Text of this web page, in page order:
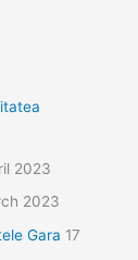
2023
2023
Gara 17